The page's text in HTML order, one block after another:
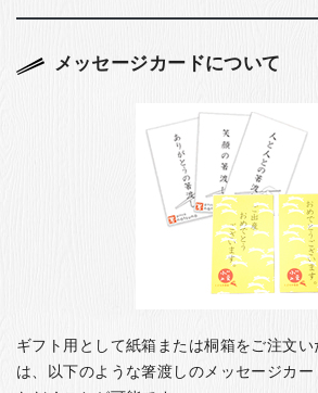
メッセージカードについて
ギフト用として紙箱または桐箱をご注文
は、以下のような箸渡しのメッセージカ